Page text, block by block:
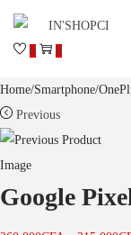
0 0
Home/Smartphone/
Previous
Google